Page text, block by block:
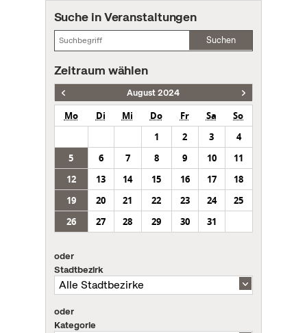
Suche in Veranstaltungen
Suchen
Zeitraum wählen
August 2024
Mo Di Mi Do Fr Sa
So
1
2 3
4
5
6 7 8 9 10
11
12
13 14 15 16 17
18
19
20 21 22 23 24
25
26
27 28 29 30 31
oder
Stadtbezirk
oder
Kategorie